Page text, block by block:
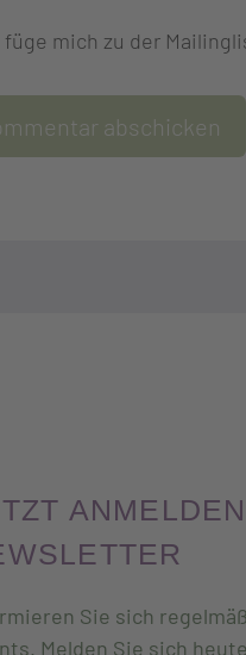
füge mich zu der
Sie sich
Melden Sie sich